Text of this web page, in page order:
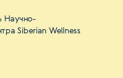
Научно-
Siberian Wellness